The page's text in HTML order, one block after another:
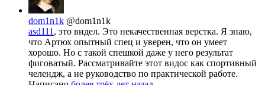
dom1n1k @dom1n1k
asd111 , это видел. Это некачественная верстка. Я знаю,
что Артюх опытный спец и уверен, что он умеет
хорошо. Но с такой спешкой даже у него результат
фиговатый. Рассматривайте этот видос как спортивный
челендж, а не руководство по практической работе.